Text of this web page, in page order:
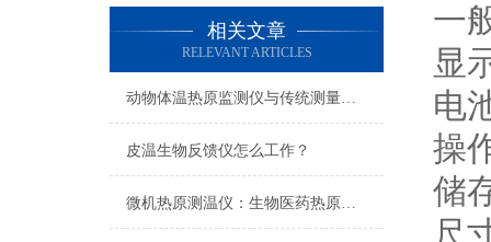
相关文章
RELEVANT ARTICLES
动物体温热原监测仪与传统测量方法的对比优势
皮温生物反馈仪怎么工作？
微机热原测温仪：生物医药热原检测的精准化升级工具
一
显
电
操
储
尺